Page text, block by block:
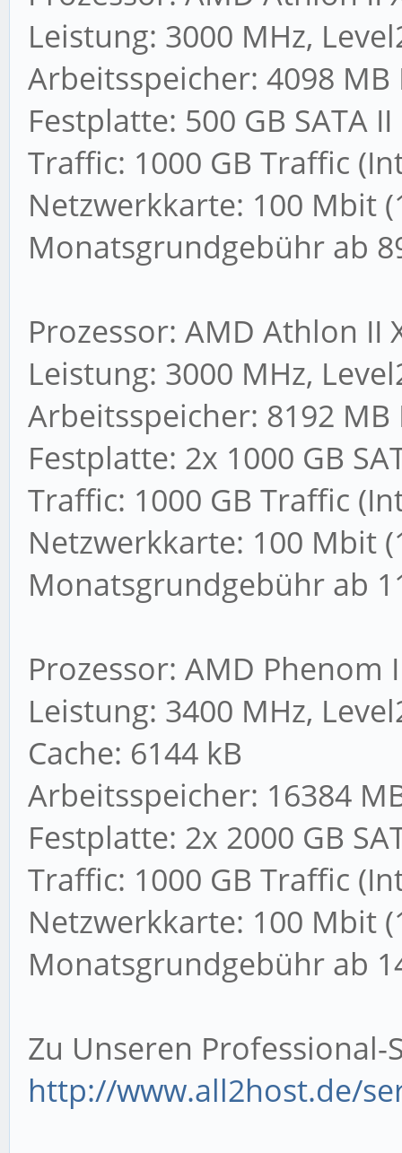
Leistung: 3000 MHz,
Arbeitsspeicher: 4098 MB
Festplatte: 500 GB SATA II
Traffic: 1000 GB Traffic
Netzwerkkarte: 100 Mbit
Monatsgrundgebühr ab
Prozessor: AMD Athlon II
Leistung: 3000 MHz,
Arbeitsspeicher: 8192 MB
Festplatte: 2x 1000 GB
Traffic: 1000 GB Traffic
Netzwerkkarte: 100 Mbit
Monatsgrundgebühr ab
Prozessor: AMD Phenom
Leistung: 3400 MHz,
Cache: 6144 kB
Arbeitsspeicher: 16384
Festplatte: 2x 2000 GB
Traffic: 1000 GB Traffic
Netzwerkkarte: 100 Mbit
Monatsgrundgebühr ab
Zu Unseren Professional-
http://www.all2host.de/